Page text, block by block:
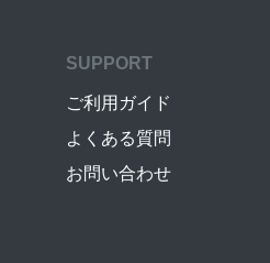
SUPPORT
ご利用ガイド
よくある質問
お問い合わせ